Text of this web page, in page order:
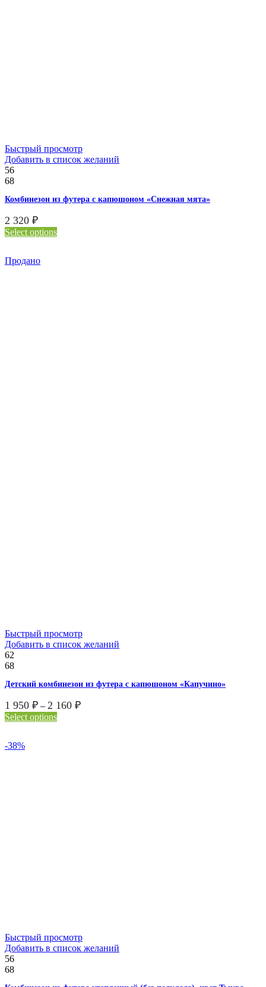
Быстрый просмотр
Добавить в список желаний
56
68
Комбинезон из футера с капюшоном «Снежная мята»
2 320 ₽
Select options
Продано
Быстрый просмотр
Добавить в список желаний
62
68
Детский комбинезон из футера с капюшоном «Капучино»
1 950 ₽ – 2 160 ₽
Select options
-38%
Быстрый просмотр
Добавить в список желаний
56
68